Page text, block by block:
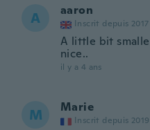
A aaron
Inscrit depuis 2017
A little bit
nice..
il y a 4 ans
M Marie
Inscrit depuis 2019